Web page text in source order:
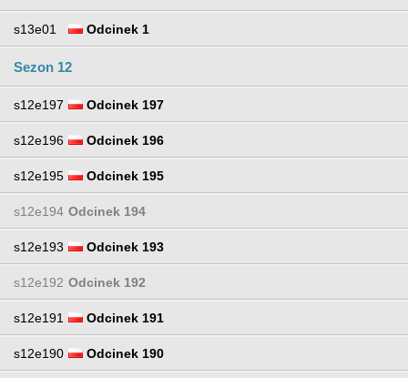
s13e01 Odcinek 1
Sezon 12
s12e197 Odcinek 197
s12e196 Odcinek 196
s12e195 Odcinek 195
s12e194 Odcinek 194
s12e193 Odcinek 193
s12e192 Odcinek 192
s12e191 Odcinek 191
s12e190 Odcinek 190